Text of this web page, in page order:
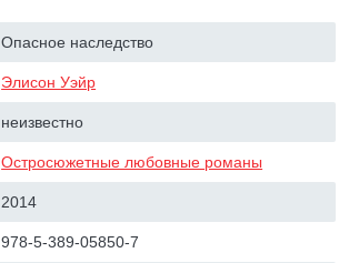
Опасное наследство
Элисон Уэйр
неизвестно
Остросюжетные любовные романы
2014
978-5-389-05850-7